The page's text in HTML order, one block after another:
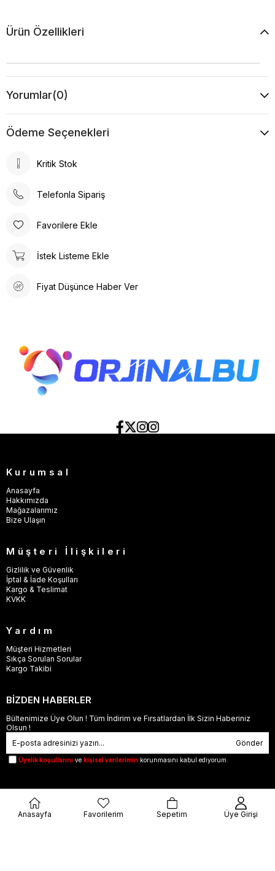
Ürün Özellikleri
Yorumlar(0)
Ödeme Seçenekleri
Kritik Stok
Telefonla Sipariş
Favorilere Ekle
İstek Listeme Ekle
Fiyat Düşünce Haber Ver
Kurumsal
Anasayfa
Hakkımızda
Mağazalarımız
Bize Ulaşın
Müşteri İlişkileri
Gizlilik ve Güvenlik
İptal & İade Koşulları
Kargo & Teslimat
KVKK
Yardım
Müşteri Hizmetleri
Sıkça Sorulan Sorular
Kargo Takibi
BİZDEN HABERLER
Bültenimize Üye Olun ! Tüm İndirim ve Fırsatlardan İlk Sizin Haberiniz
Olsun !
Gönder
Üyelik koşullarını ve kişisel verilerimin korunmasını kabul ediyorum.
© 2023 orjinalbu.com - Tüm Hakları Saklıdır.
Anasayfa Favorilerim Sepetim Üye Girişi